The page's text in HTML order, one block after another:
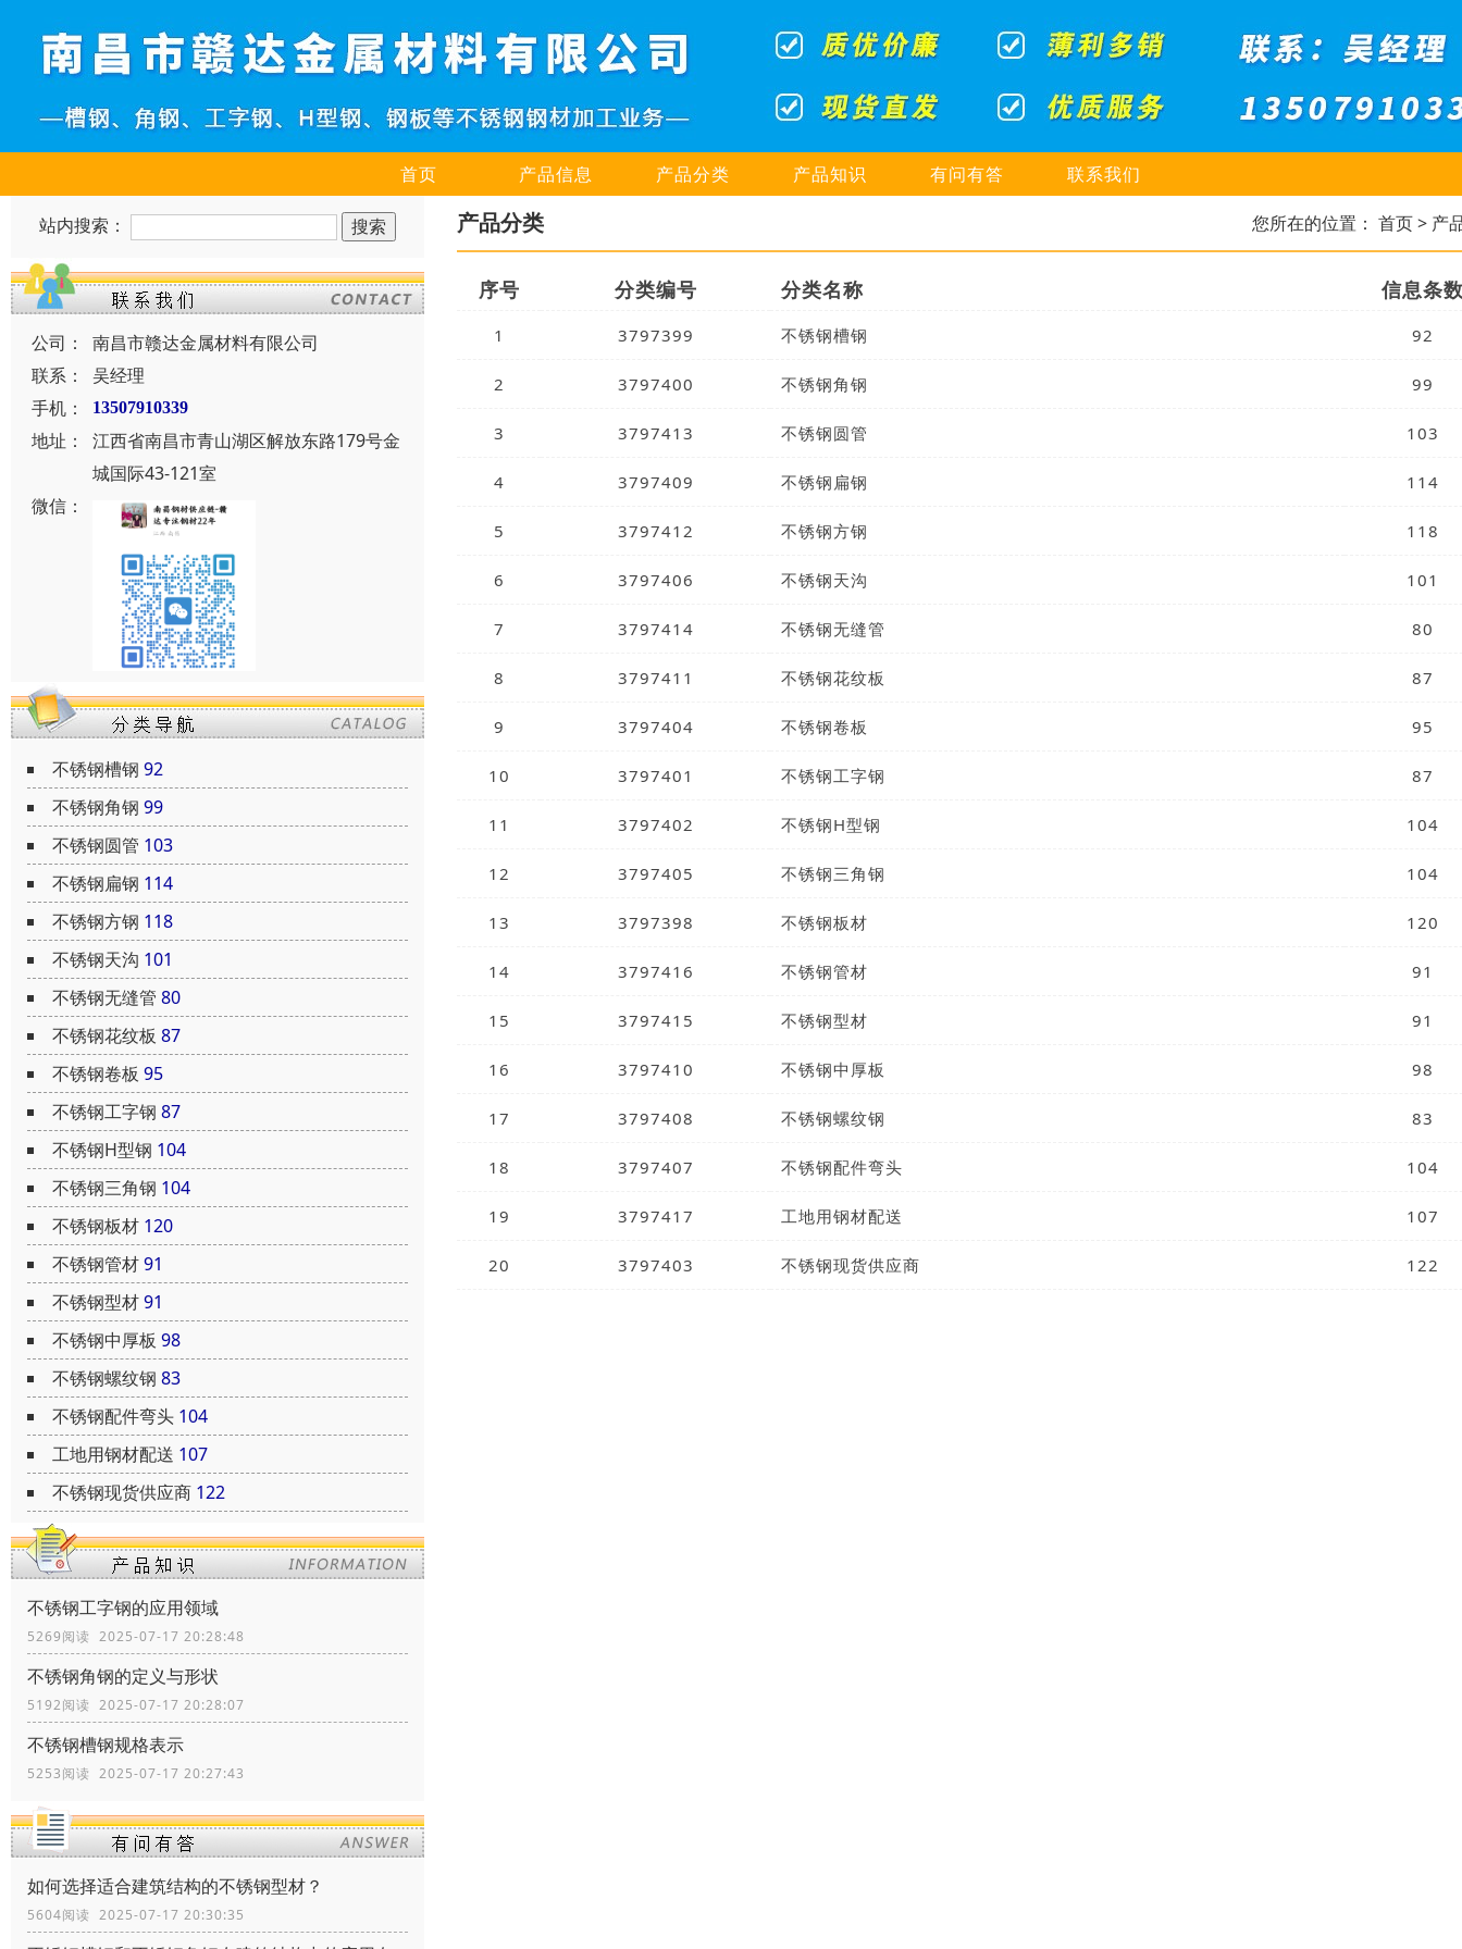
首页 产品信息 产品分类 产品知识 有问有答 联系我们
站内搜索：
公司：
南昌市赣达金属材料有限公司
联系：
吴经理
手机：
13507910339
地址：
江西省南昌市青山湖区解放东路179号金
城国际43-121室
微信：
不锈钢槽钢 92
不锈钢角钢 99
不锈钢圆管 103
不锈钢扁钢 114
不锈钢方钢 118
不锈钢天沟 101
不锈钢无缝管 80
不锈钢花纹板 87
不锈钢卷板 95
不锈钢工字钢 87
不锈钢H型钢 104
不锈钢三角钢 104
不锈钢板材 120
不锈钢管材91
不锈钢型材91
不锈钢中厚板 98
不锈钢螺纹钢 83
不锈钢配件弯头 104
工地用钢材配送 107
不锈钢现货供应商 122
不锈钢工字钢的应用领域
5269阅读 2025-07-17 20:28:48
不锈钢角钢的定义与形状
5192阅读 2025-07-17 20:28:07
不锈钢槽钢规格表示
5253阅读 2025-07-17 20:27:43
如何选择适合建筑结构的不锈钢型材？
5604阅读 2025-07-17 20:30:35
产品分类 您所在的位置： 首页> 产
序号 分类编号 分类名称 信息条
1 3797399 不锈钢槽钢 92
2 3797400 不锈钢角钢 99
3 3797413 不锈钢圆管 103
4 3797409 不锈钢扁钢 114
5 3797412 不锈钢方钢 118
6 3797406 不锈钢天沟 101
7 3797414 不锈钢无缝管 80
8 3797411 不锈钢花纹板 87
9 3797404 不锈钢卷板 95
10 3797401 不锈钢工字钢 87
11 3797402 不锈钢H型钢 104
12 3797405 不锈钢三角钢 104
13 3797398 不锈钢板材 120
14 3797416 不锈钢管材 91
15 3797415 不锈钢型材 91
16 3797410 不锈钢中厚板 98
17 3797408 不锈钢螺纹钢 83
18 3797407 不锈钢配件弯头 104
19 3797417 工地用钢材配送 107
20 3797403 不锈钢现货供应商 122